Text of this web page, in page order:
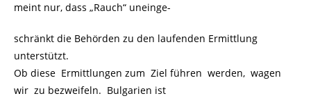
meint nur, dass „Rauch“ uneinge-
schränkt die Behörden zu den laufenden Ermittlung
unterstützt.
Ob diese Ermittlungen zum Ziel führen werden, wagen
wir zu bezweifeln. Bulgarien ist